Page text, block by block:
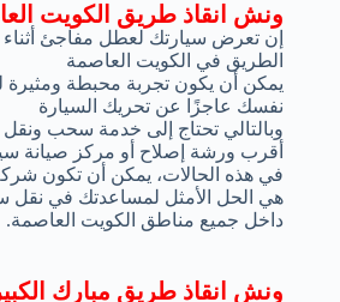
ونش انقاذ طريق الكويت
إن تعرض سيارتك لعطل مفاجئ أثناء
الطريق في الكويت العاصمة
يمكن أن يكون تجربة محبطة ومثيرة
نفسك عاجزًا عن تحريك السيارة
وبالتالي تحتاج إلى خدمة سحب ونقل
أقرب ورشة إصلاح أو مركز صيانة
في هذه الحالات، يمكن أن تكون
هي الحل الأمثل لمساعدتك في نقل
داخل جميع مناطق الكويت العاصمة.
ونش انقاذ طريق مبارك